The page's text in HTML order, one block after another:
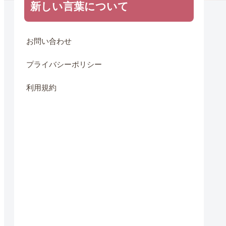
新しい言葉について
お問い合わせ
プライバシーポリシー
利用規約